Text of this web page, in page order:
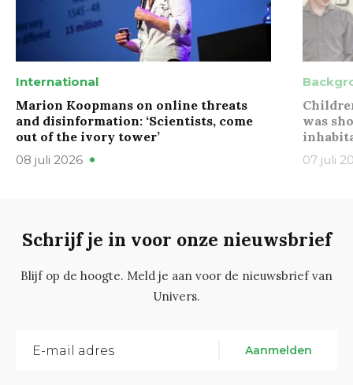
International
Marion Koopmans on online threats
and disinformation: ‘Scientists, come
out of the ivory tower’
08 juli 2026
was
07 juli
Schrijf je in voor onze nieuwsbrief
Blijf op de hoogte. Meld je aan voor de nieuwsbrief van
Univers.
Aanmelden